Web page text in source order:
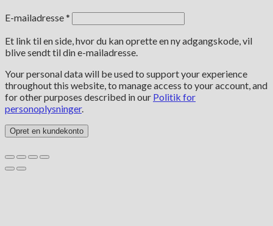
E-mailadresse* Påkrævet
Et link til en side, hvor du kan oprette en ny adgangskode, vil
blive sendt til din e-mailadresse.
Your personal data will be used to support your experience
throughout this website, to manage access to your account, and
for other purposes described in our Politik for
personoplysninger.
Opret en kundekonto